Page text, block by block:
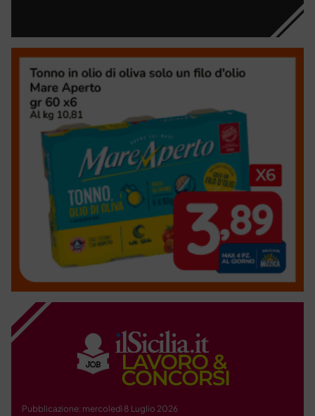
Pubblicazione: mercoledì 8 Luglio 2026